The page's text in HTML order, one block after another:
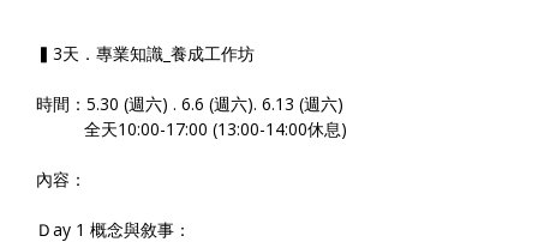
▍3天．專業知識_養成工作坊
時間：5.30 (週六) . 6.6 (週六). 6.13 (週六)
全天10:00-17:00 (13:00-14:00休息)
內容：
Ｄay 1 概念與敘事：